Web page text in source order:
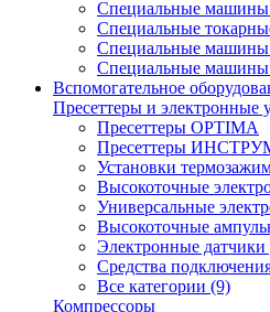
Специальные машины
Специальные
Специальные машины
Специальные машины
Вспомогательное
Пресеттеры и электронные
Пресеттеры OPTIMA
Пресеттеры
Установки
Высокоточные
Универсальные
Высокоточные
Электронные датчики
Средства
Все категории (9)
Компрессоры